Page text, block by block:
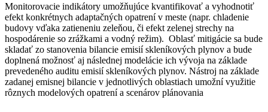
Monitorovacie indikátory umožňujúce kvantifikovať a vyhodnotiť
efekt konkrétnych adaptačných opatrení v meste (napr. chladenie
budovy vďaka zatieneniu zeleňou, či efekt zelenej strechy na
hospodárenie so zrážkami a vodný režim). Oblasť mitigácie sa bude
skladať zo stanovenia bilancie emisií skleníkových plynov a bude
doplnená možnosť aj následnej modelácie ich vývoja na základe
prevedeného auditu emisií skleníkových plynov. Nástroj na základe
zadanej emisnej bilancie v jednotlivých oblastiach umožní využitie
rôznych modelových opatrení a scenárov plánovania